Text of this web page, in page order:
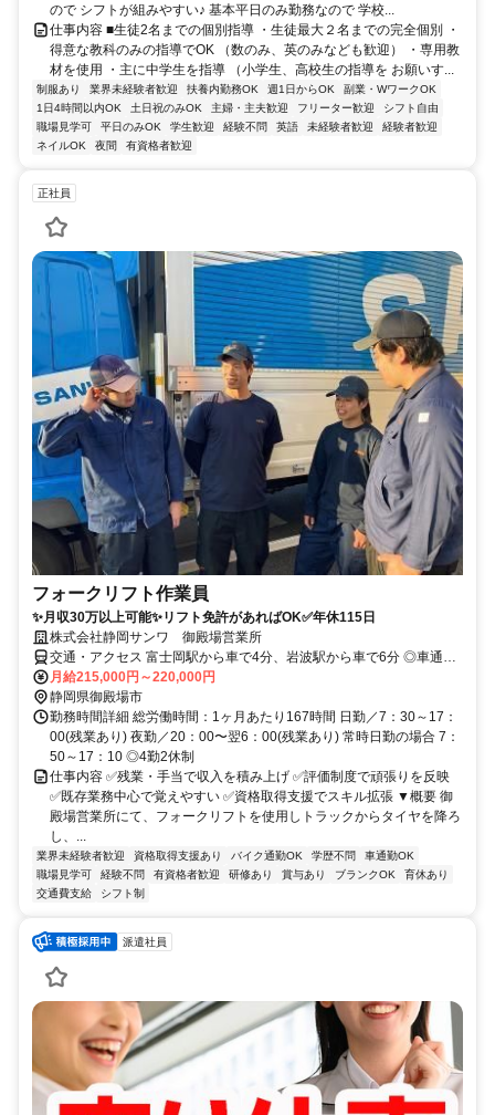
ので シフトが組みやすい♪ 基本平日のみ勤務なので 学校...
仕事内容 ■生徒2名までの個別指導 ・生徒最大２名までの完全個別 ・
得意な教科のみの指導でOK （数のみ、英のみなども歓迎） ・専用教
材を使用 ・主に中学生を指導 （小学生、高校生の指導を お願いす...
制服あり 業界未経験者歓迎 扶養内勤務OK 週1日からOK
副業・WワークOK
1日4時間以内OK
土日祝のみOK 主婦・主夫歓迎 フリーター歓迎
シフト自由
職場見学可
平日のみOK 学生歓迎 経験不問 英語 未経験者歓迎
経験者歓迎
ネイルOK
夜間 有資格者歓迎
正社員
フォークリフト作業員
✨月収30万以上可能✨リフト免許があればOK✅年休115日
株式会社静岡サンワ 御殿場営業所
交通・アクセス 富士岡駅から車で4分、岩波駅から車で6分 ◎車通勤
OK
月給215,000円～220,000円
静岡県御殿場市
勤務時間詳細 総労働時間：1ヶ月あたり167時間 日勤／7：30～17：
00(残業あり) 夜勤／20：00〜翌6：00(残業あり) 常時日勤の場合 7：
50～17：10 ◎4勤2休制
仕事内容 ✅残業・手当で収入を積み上げ ✅評価制度で頑張りを反映
✅既存業務中心で覚えやすい ✅資格取得支援でスキル拡張 ▼概要 御
殿場営業所にて、フォークリフトを使用しトラックからタイヤを降ろ
し、...
業界未経験者歓迎 資格取得支援あり バイク通勤OK 学歴不問
車通勤OK
職場見学可
経験不問 有資格者歓迎 研修あり 賞与あり ブランクOK
育休あり
交通費支給
シフト制
派遣社員